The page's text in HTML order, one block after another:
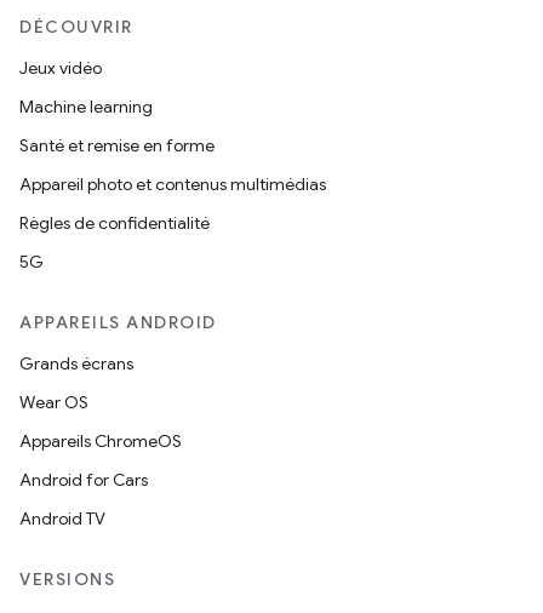
DÉCOUVRIR
Jeux vidéo
Machine learning
Santé et remise en forme
Appareil photo et contenus multimédias
Règles de confidentialité
5G
APPAREILS ANDROID
Grands écrans
Wear OS
Appareils ChromeOS
Android for Cars
Android TV
VERSIONS